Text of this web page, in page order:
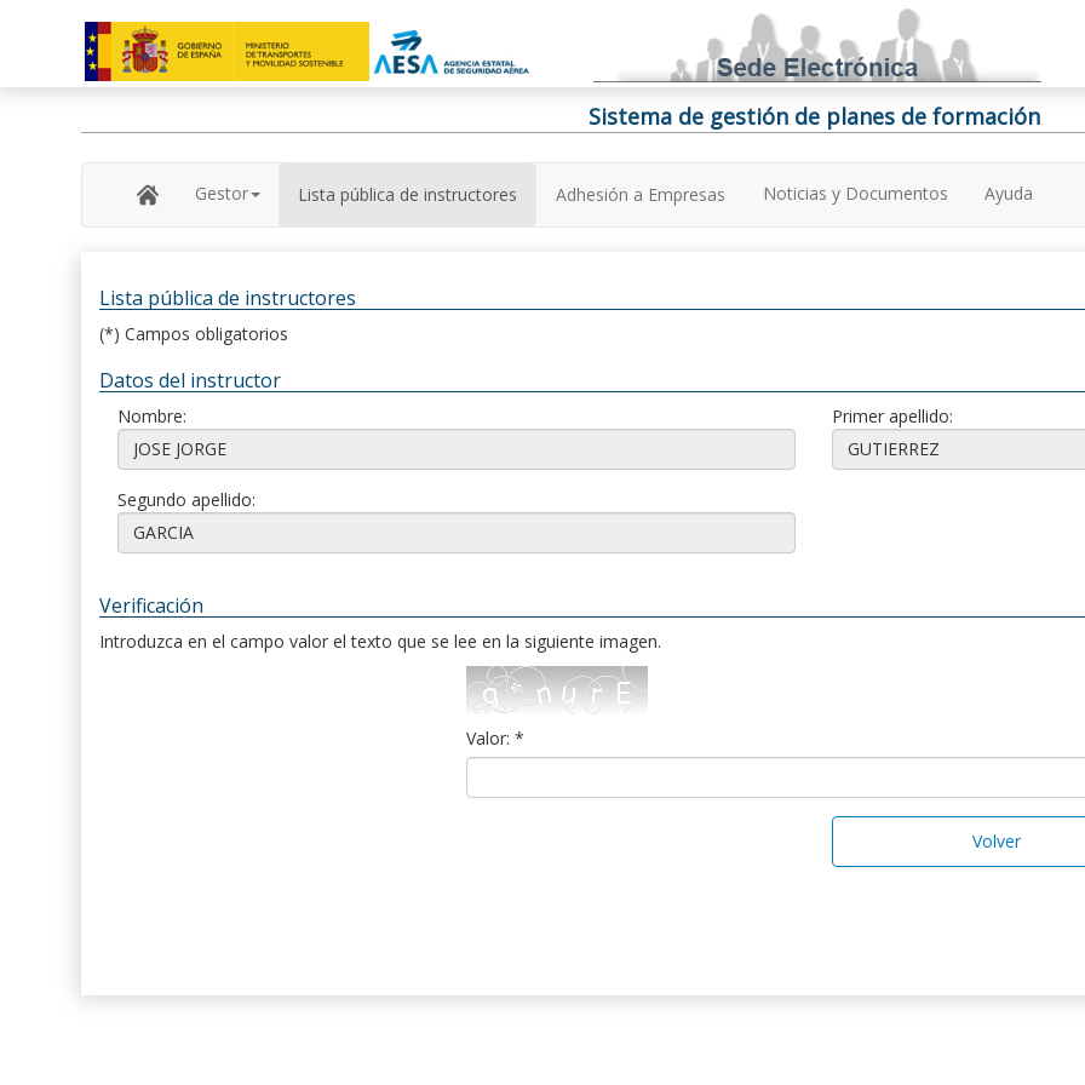
Sistema de gestión de planes de formación
Gestor Lista pública de instructores Adhesión a Empresas Noticias y Documentos Ayuda
Lista pública de instructores
(*) Campos obligatorios
Datos del instructor
Nombre: Primer apellido:
Segundo apellido:
Verificación
Introduzca en el campo valor el texto que se lee en la siguiente imagen.
Valor: *
Volver